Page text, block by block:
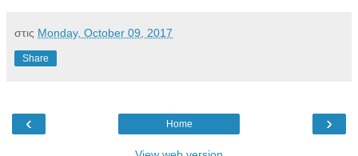
στις Monday, October 09, 2017
Share
‹ ›
Home